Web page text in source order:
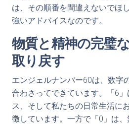
は、その順番を間違えないでほ
強いアドバイスなのです。
物質と精神の完璧
取り戻す
エンジェルナンバー60は、数字
合わさってできています。「6
ス、そして私たちの日常生活に
徴しています。一方で「0」は